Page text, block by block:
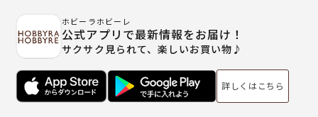
ホビーラホビーレ
公式アプリで最新情報をお届け！
サクサク見られて、楽しいお買い物♪
詳しくはこちら